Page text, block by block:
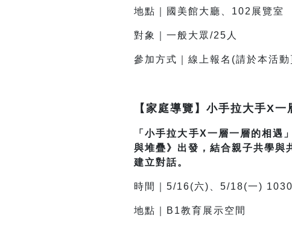
地點｜國美館大廳、102展覽室
對象｜一般大眾/25人
參加方式｜線上報名(請於本活
【家庭導覽】小手拉大手X一
「小手拉大手X一層一層的相
與堆疊》出發，結合親子共學與
建立對話。
時間｜5/16(六)、5/18(一)
地點｜B1教育展示空間